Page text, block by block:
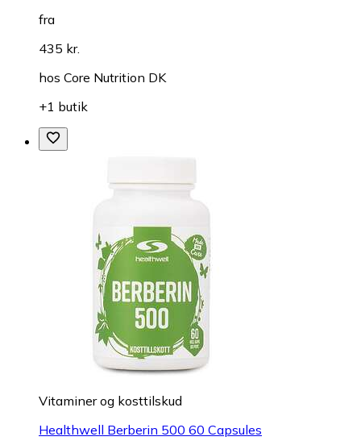
fra
435 kr.
hos Core Nutrition DK
+1 butik
Vitaminer og kosttilskud
Healthwell Berberin 500 60 Capsules